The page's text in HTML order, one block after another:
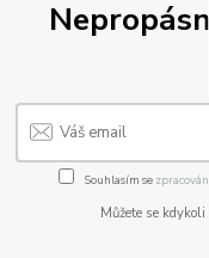
Souhlasím se
Můžete se